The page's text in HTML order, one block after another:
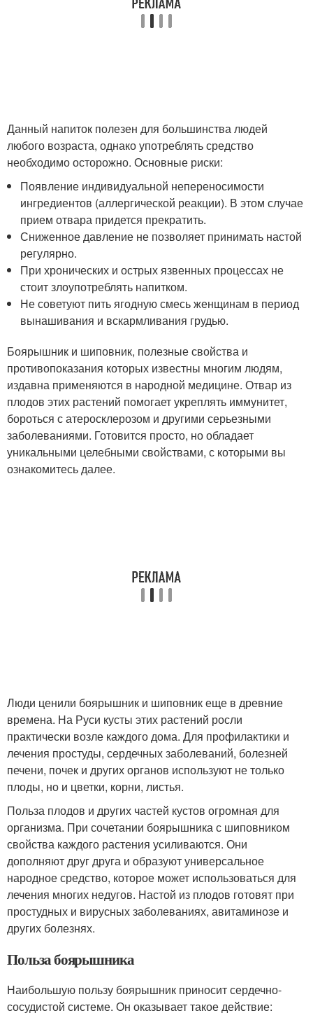
Данный напиток полезен для большинства людей
любого возраста, однако употреблять средство
необходимо осторожно. Основные риски:
Появление индивидуальной непереносимости
ингредиентов (аллергической реакции). В этом случае
прием отвара придется прекратить.
Сниженное давление не позволяет принимать настой
регулярно.
При хронических и острых язвенных процессах не
стоит злоупотреблять напитком.
Не советуют пить ягодную смесь женщинам в период
вынашивания и вскармливания грудью.
Боярышник и шиповник, полезные свойства и
противопоказания которых известны многим людям,
издавна применяются в народной медицине. Отвар из
плодов этих растений помогает укреплять иммунитет,
бороться с атеросклерозом и другими серьезными
заболеваниями. Готовится просто, но обладает
уникальными целебными свойствами, с которыми вы
ознакомитесь далее.
Люди ценили боярышник и шиповник еще в древние
времена. На Руси кусты этих растений росли
практически возле каждого дома. Для профилактики и
лечения простуды, сердечных заболеваний, болезней
печени, почек и других органов используют не только
плоды, но и цветки, корни, листья.
Польза плодов и других частей кустов огромная для
организма. При сочетании боярышника с шиповником
свойства каждого растения усиливаются. Они
дополняют друг друга и образуют универсальное
народное средство, которое может использоваться для
лечения многих недугов. Настой из плодов готовят при
простудных и вирусных заболеваниях, авитаминозе и
других болезнях.
Польза боярышника
Наибольшую пользу боярышник приносит сердечно-
сосудистой системе. Он оказывает такое действие: